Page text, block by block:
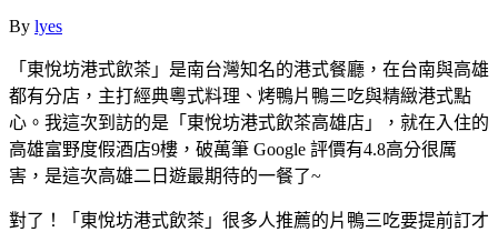
By lyes
「東悅坊港式飲茶」是南台灣知名的港式餐廳，在台南與高雄
都有分店，主打經典粵式料理、烤鴨片鴨三吃與精緻港式點
心。我這次到訪的是「東悅坊港式飲茶高雄店」，就在入住的
高雄富野度假酒店9樓，破萬筆 Google 評價有4.8高分很厲
害，是這次高雄二日遊最期待的一餐了~
對了！「東悅坊港式飲茶」很多人推薦的片鴨三吃要提前訂才